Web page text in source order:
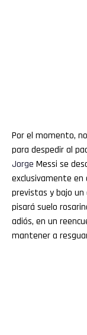
Por el momento,
para despedir al
Jorge Messi se
exclusivamente en
previstas y bajo un
pisará suelo
adiós, en un
mantener a